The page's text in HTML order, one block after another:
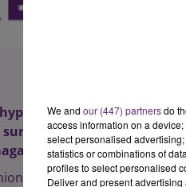
Carrefour
7, y compris le
de l'enseigne. C'est
�marathons� selon
We and our (447) partnersdo
access information on a
select personalised
statistics or combinations of
profiles to select personalised
Deliver and present